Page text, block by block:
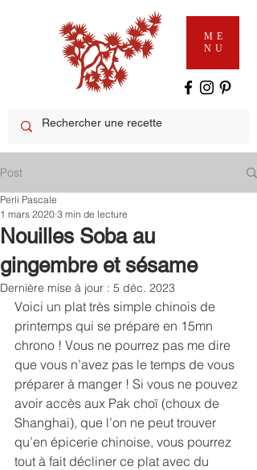
ME
NU
Post
Nouilles Soba au
gingembre et sésame
Perli Pascale
1 mars 2020 3 min de lecture
Dernière mise à jour : 5 déc. 2023
Voici un plat très simple chinois de
printemps qui se prépare en 15mn
chrono ! Vous ne pourrez pas me dire
que vous n’avez pas le temps de vous
préparer à manger ! Si vous ne pouvez
avoir accès aux Pak choï (choux de
Shanghai), que l’on ne peut trouver
qu’en épicerie chinoise, vous pourrez
tout à fait décliner ce plat avec du